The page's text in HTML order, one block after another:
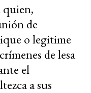
quien,
de
o legitime
de lesa
el
a sus